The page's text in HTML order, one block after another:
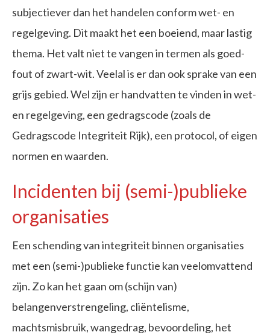
subjectiever dan het handelen conform wet- en
regelgeving. Dit maakt het een boeiend, maar lastig
thema. Het valt niet te vangen in termen als goed-
fout of zwart-wit. Veelal is er dan ook sprake van een
grijs gebied. Wel zijn er handvatten te vinden in wet-
en regelgeving, een gedragscode (zoals de
Gedragscode Integriteit Rijk), een protocol, of eigen
normen en waarden.
Incidenten bij (semi-)publieke
organisaties
Een schending van integriteit binnen organisaties
met een (semi-)publieke functie kan veelomvattend
zijn. Zo kan het gaan om (schijn van)
belangenverstrengeling, cliëntelisme,
machtsmisbruik, wangedrag, bevoordeling, het